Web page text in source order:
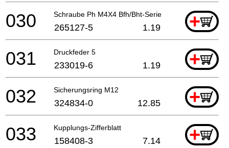
Schraube Ph M4X4 Bfh/Bht-Serie +
030 265127-5 1.19
Druckfeder 5 +
031 233019-6 1.19
Sicherungsring M12 +
032 324834-0 12.85
Kupplungs-Zifferblatt +
033 158408-3 7.14